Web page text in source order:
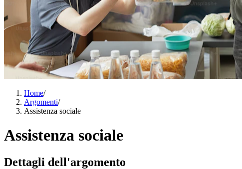
Home/
Argomenti/
Assistenza sociale
Assistenza sociale
Dettagli dell'argomento